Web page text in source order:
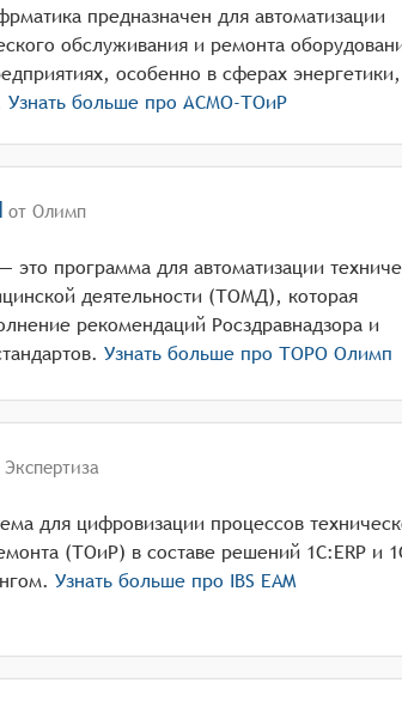
предназначен для автоматизации
обслуживания и ремонта
особенно в сферах энергетики,
Узнать больше про АСМО-ТОиР
от Олимп
программа для автоматизации
деятельности (ТОМД), которая
рекомендаций Росздравнадзора и
Узнать больше про ТОРО Олимп
для цифровизации процессов
(ТОиР) в составе решений 1С:ERP и
Узнать больше про IBS EAM